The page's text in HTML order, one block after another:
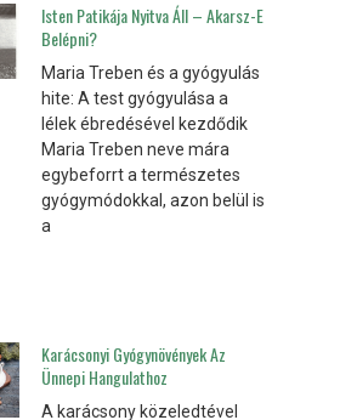
Isten Patikája Nyitva Áll – Akarsz-E
Belépni?
Maria Treben és a gyógyulás
hite: A test gyógyulása a
lélek ébredésével kezdődik
Maria Treben neve mára
egybeforrt a természetes
gyógymódokkal, azon belül is
a
Karácsonyi Gyógynövények Az
Ünnepi Hangulathoz
A karácsony közeledtével